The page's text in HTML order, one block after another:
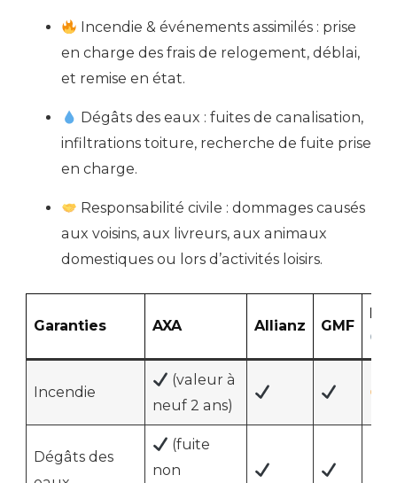
Incendie & événements assimilés : prise
en charge des frais de relogement, déblai,
et remise en état.
Dégâts des eaux : fuites de canalisation,
infiltrations toiture, recherche de fuite prise
en charge.
Responsabilité civile : dommages causés
aux voisins, aux livreurs, aux animaux
domestiques ou lors d’activités loisirs.
Garanties AXA Allianz GMF
Incendie
(valeur à
neuf 2 ans)
Dégâts des
(fuite
non